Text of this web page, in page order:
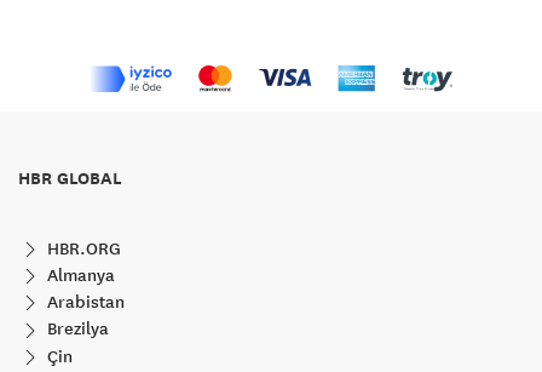
HBR GLOBAL
HBR.ORG
Almanya
Arabistan
Brezilya
Çin